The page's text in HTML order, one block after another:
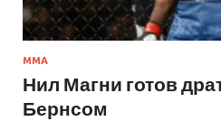
MMA
Нил Магни готов
Бернсом